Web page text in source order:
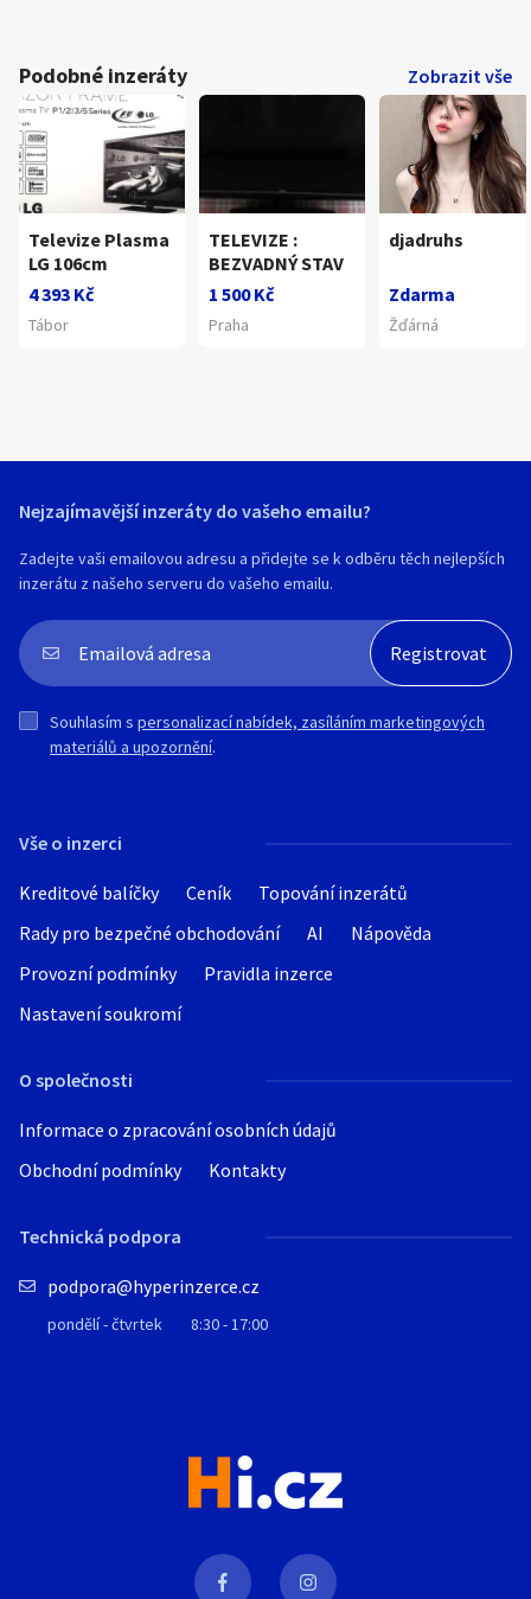
Podobné inzeráty Zobrazit vše
Televize Plasma
LG 106cm
4 393 Kč
Tábor
TELEVIZE :
BEZVADNÝ STAV
1 500 Kč
Praha
djadruhs
Zdarma
Žďárná
Vše o inzerci
Kreditové balíčky Ceník
Topování inzerátů
Rady pro bezpečné obchodování
AI
Nápověda
Provozní podmínky
Pravidla inzerce
Nastavení soukromí
O společnosti
Informace o zpracování osobních údajů
Obchodní podmínky
Kontakty
Technická podpora
podpora@hyperinzerce.cz
pondělí - čtvrtek 8:30 - 17:00
Nejzajímavější inzeráty do vašeho emailu?
Zadejte vaši emailovou adresu a přidejte se k odběru těch nejlepších
inzerátu z našeho serveru do vašeho emailu.
Souhlasím s personalizací nabídek, zasíláním marketingových
materiálů a upozornění.